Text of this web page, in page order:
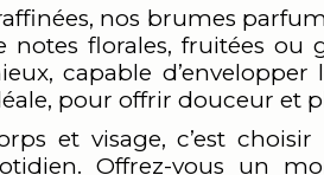
nos brumes
notes florales, fruitées
capable d’envelopper
pour offrir douceur et
et visage, c’est
Offrez-vous un